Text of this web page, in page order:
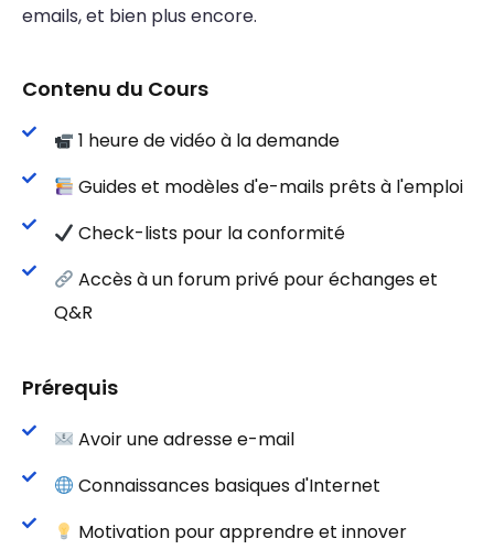
emails, et bien plus encore.
Contenu du Cours
1 heure de vidéo à la demande
Guides et modèles d'e-mails prêts à l'emploi
Check-lists pour la conformité
Accès à un forum privé pour échanges et
Q&R
Prérequis
Avoir une adresse e-mail
Connaissances basiques d'Internet
Motivation pour apprendre et innover